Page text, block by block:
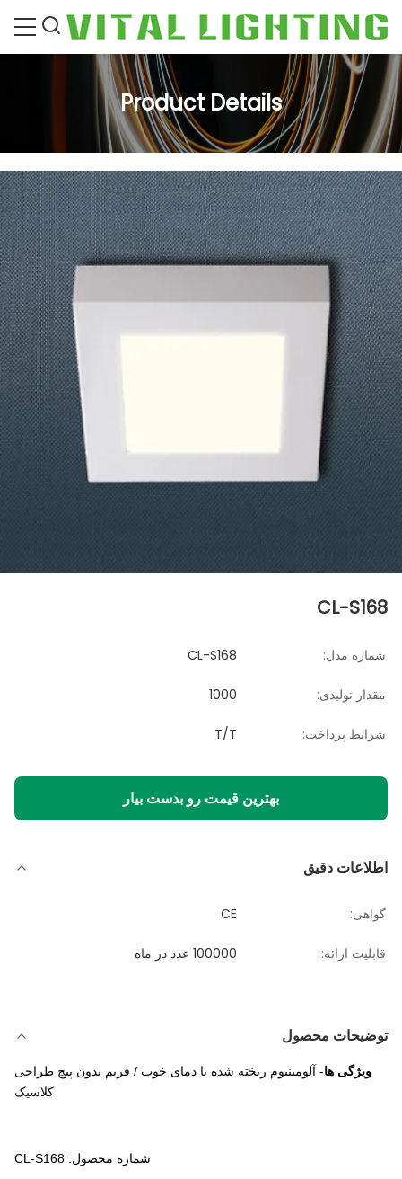
Product Details
CL-S168
شماره مدل: CL-S168
مقدار تولیدی: 1000
شرایط پرداخت: T/T
بهترین قیمت رو بدست بیار
اطلاعات دقیق
گواهی: CE
قابلیت ارائه: 100000 عدد در ماه
توضیحات محصول
ویژگی ها- آلومینیوم ریخته شده با دمای خوب / فریم بدون پیچ طراحی
کلاسیک
شماره محصول: CL-S168